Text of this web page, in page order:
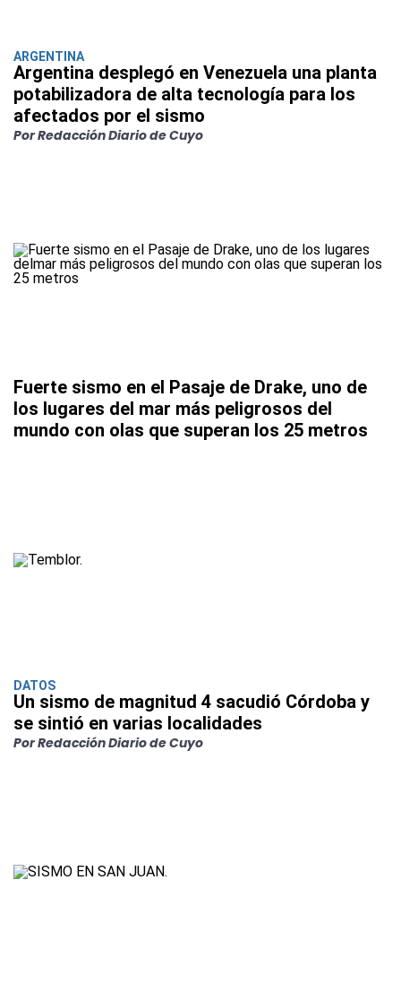
ARGENTINA
Argentina desplegó en Venezuela una planta
potabilizadora de alta tecnología para los
afectados por el sismo
Por Redacción Diario de Cuyo
Fuerte sismo en el Pasaje de Drake, uno de
los lugares del mar más peligrosos del
mundo con olas que superan los 25 metros
DATOS
Un sismo de magnitud 4 sacudió Córdoba y
se sintió en varias localidades
Por Redacción Diario de Cuyo